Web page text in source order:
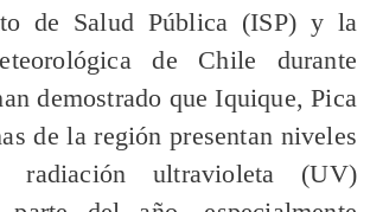
de Salud Pública (ISP) y la
de Chile durante
demostrado que Iquique, Pica
de la región presentan niveles
radiación ultravioleta (UV)